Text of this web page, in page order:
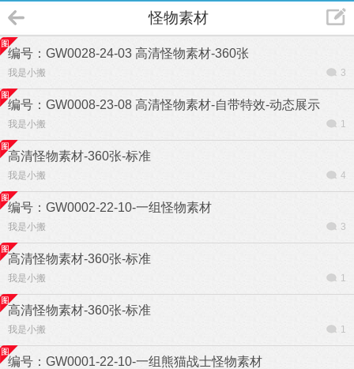
怪物素材
编号：GW0028-24-03 高清怪物素材-360张
我是小搬 3
编号：GW0008-23-08 高清怪物素材-自带特效-动态展示
我是小搬 1
高清怪物素材-360张-标准
我是小搬 4
编号：GW0002-22-10-一组怪物素材
我是小搬 3
高清怪物素材-360张-标准
我是小搬 1
高清怪物素材-360张-标准
我是小搬 1
编号：GW0001-22-10-一组熊猫战士怪物素材